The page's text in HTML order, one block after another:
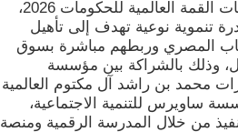
فعاليات القمة العالمية للحكومات 2026،
تنموية نوعية تهدف إلى تأهيل
المصري وربطهم مباشرة بسوق
وذلك بالشراكة بين مؤسسة
محمد بن راشد آل مكتوم العالمية
ساويرس للتنمية الاجتماعية،
من خلال المدرسة الرقمية ومنصة